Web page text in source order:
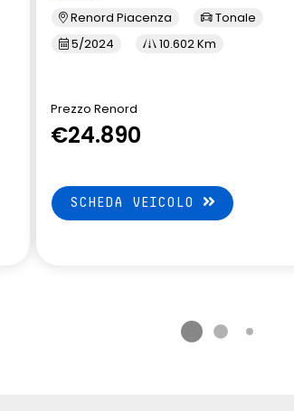
Renord Piacenza
Tonale
5/2024
10.602 Km
Prezzo Renord
€24.890
SCHEDA VEICOLO